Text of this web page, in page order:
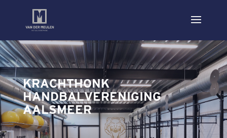
KRACHTHONK
HANDBALVERENIGING
AALSMEER